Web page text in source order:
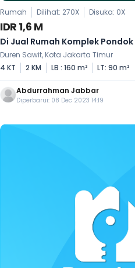
Rumah Dilihat: 270X Disuka: 0X
IDR 1,6 M
Di Jual Rumah Komplek
Duren Sawit, Kota Jakarta Timur
4 KT
2 KM LB : 160 m² LT: 90 m²
Abdurrahman Jabbar
Diperbarui: 08 Dec 2023 14:19